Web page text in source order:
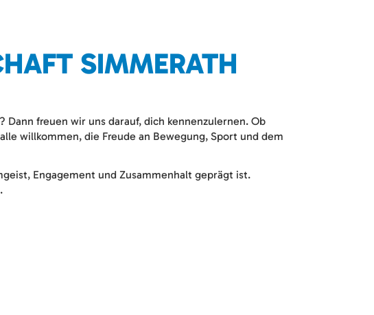
SIMMERATH
freuen wir uns darauf, dich kennenzulernen. Ob
willkommen, die Freude an Bewegung, Sport und dem
Engagement und Zusammenhalt geprägt ist.